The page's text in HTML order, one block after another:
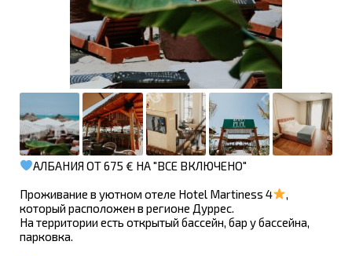
АЛБАНИЯ ОТ 675 € НА "ВСЕ ВКЛЮЧЕНО"
Проживание в уютном отеле Hotel Martiness 4
,
который расположен в регионе Дуррес.
На территории есть открытый бассейн, бар у бассейна,
парковка.